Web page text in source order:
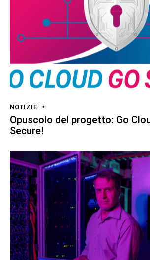
NOTIZIE
Opuscolo del progetto: Go
Secure!